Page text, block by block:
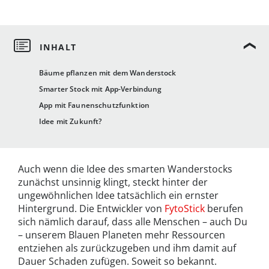
Bäume pflanzen mit dem Wanderstock
Smarter Stock mit App-Verbindung
App mit Faunenschutzfunktion
Idee mit Zukunft?
Auch wenn die Idee des smarten Wanderstocks
zunächst unsinnig klingt, steckt hinter der
ungewöhnlichen Idee tatsächlich ein ernster
Hintergrund. Die Entwickler von FytoStick berufen
sich nämlich darauf, dass alle Menschen – auch Du
– unserem Blauen Planeten mehr Ressourcen
entziehen als zurückzugeben und ihm damit auf
Dauer Schaden zufügen. Soweit so bekannt.